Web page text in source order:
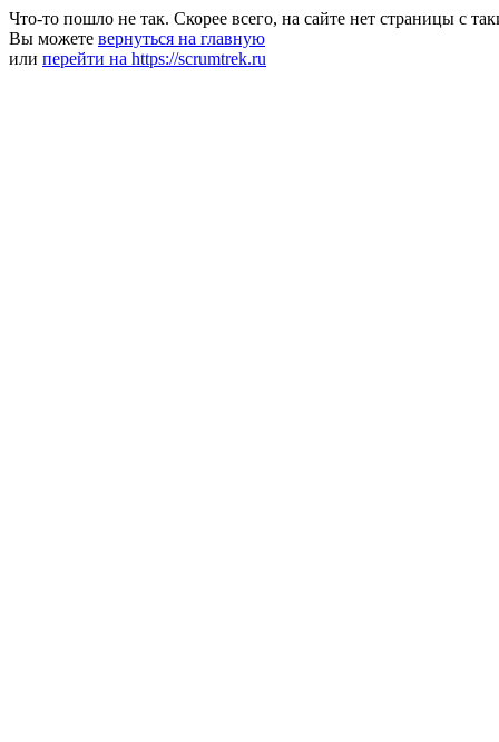
Что-то пошло не так. Скорее всего, на сайте нет страницы с
Вы можете вернуться на главную
или перейти на https://scrumtrek.ru